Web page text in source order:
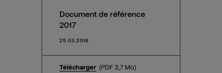
Document de référence
2017
25.03.2018
Télécharger (PDF 3,7 Mo)